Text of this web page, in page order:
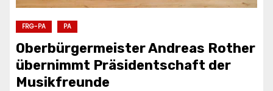
FRG-PA PA
Oberbürgermeister Andreas Rother
übernimmt Präsidentschaft der
Musikfreunde